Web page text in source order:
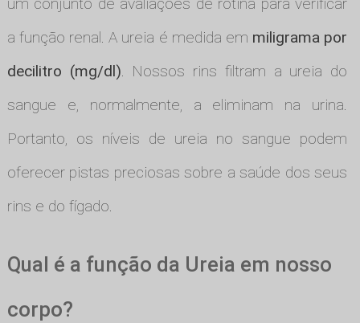
a função renal. A ureia é medida em miligrama por
decilitro (mg/dl). Nossos rins filtram a ureia do
sangue e, normalmente, a eliminam na urina.
Portanto, os níveis de ureia no sangue podem
oferecer pistas preciosas sobre a saúde dos seus
rins e do fígado.
Qual é a função da Ureia em nosso
corpo?